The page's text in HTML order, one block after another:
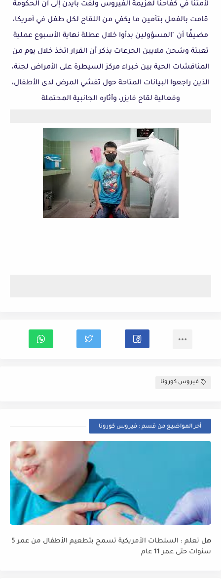
لأمتنا في كفاحنا لهزيمة الفيروس ولفت بايدن إلى أن الحكومة
قامت بالفعل بتأمين ما يكفي من اللقاح لكل طفل في أمريكا،
مضيفًا أن "المسؤولين بدأوا خلال عطلة نهاية الأسبوع عملية
تعبئة وشحن ملايين الجرعات يذكر أن القرار اتخذ خلال يوم من
المناقشات الحية بين خبراء مركز السيطرة على الأمراض لجنة،
الذين راجعوا البيانات المتاحة حول تفشي المرض لدى الأطفال،
وفعالية لقاح فايزر، وآثاره الجانبية المحتملة
فيروس كورونا
أخر المواضيع من قسم : فيروس كورونا
هل تعلم : السلطات الأمريكية تسمح بتطعيم الأطفال من عمر 5
سنوات حتى عمر 11 عام